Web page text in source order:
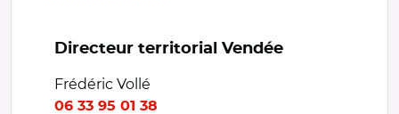
Directeur territorial Vendée
Frédéric Vollé
06 33 95 01 38